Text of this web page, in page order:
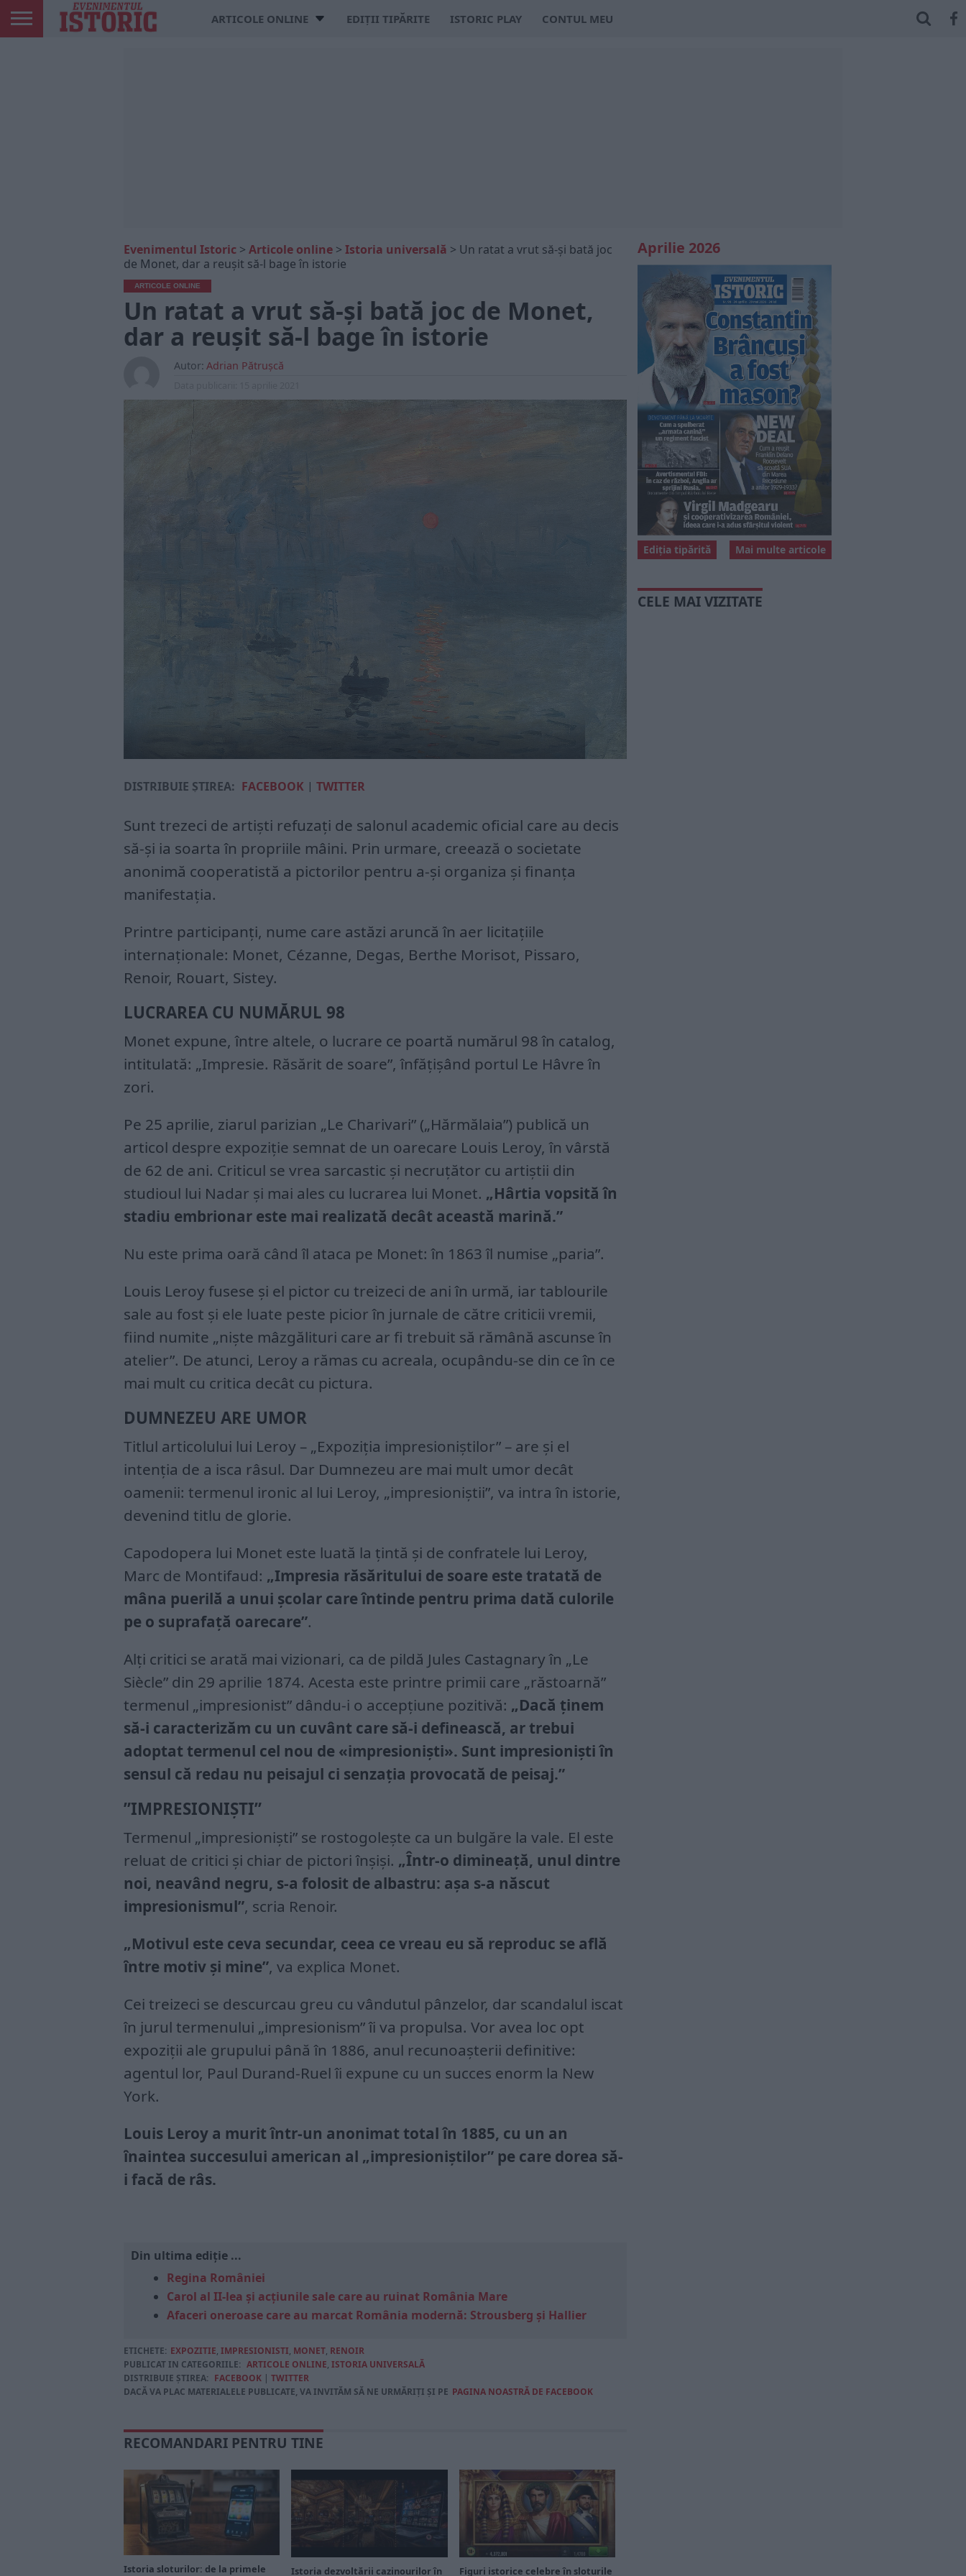
ARTICOLE ONLINE EDIȚII TIPĂRITE ISTORIC PLAY CONTUL MEU
Evenimentul Istoric > Articole online > Istoria universală > Un ratat a vrut să-și bată joc
de Monet, dar a reușit să-l bage în istorie
ARTICOLE ONLINE
Un ratat a vrut să-și bată joc de Monet,
dar a reușit să-l bage în istorie
Autor: Adrian Pătrușcă
DISTRIBUIE ȘTIREA: FACEBOOK | TWITTER
Sunt trezeci de artiști refuzați de salonul academic oficial care au decis
să-și ia soarta în propriile mâini. Prin urmare, creează o societate
anonimă cooperatistă a pictorilor pentru a-și organiza și finanța
manifestația.
Printre participanți, nume care astăzi aruncă în aer licitațiile
internaționale: Monet, Cézanne, Degas, Berthe Morisot, Pissaro,
Renoir, Rouart, Sistey.
LUCRAREA CU NUMĂRUL 98
Monet expune, între altele, o lucrare ce poartă numărul 98 în catalog,
intitulată: „Impresie. Răsărit de soare”, înfățișând portul Le Hâvre în
zori.
Pe 25 aprilie, ziarul parizian „Le Charivari” („Hărmălaia”) publică un
articol despre expoziție semnat de un oarecare Louis Leroy, în vârstă
de 62 de ani. Criticul se vrea sarcastic și necruțător cu artiștii din
studioul lui Nadar și mai ales cu lucrarea lui Monet. „Hârtia vopsită în
stadiu embrionar este mai realizată decât această marină.”
Nu este prima oară când îl ataca pe Monet: în 1863 îl numise „paria”.
Louis Leroy fusese și el pictor cu treizeci de ani în urmă, iar tablourile
sale au fost și ele luate peste picior în jurnale de către criticii vremii,
fiind numite „niște mâzgălituri care ar fi trebuit să rămână ascunse în
atelier”. De atunci, Leroy a rămas cu acreala, ocupându-se din ce în ce
mai mult cu critica decât cu pictura.
DUMNEZEU ARE UMOR
Titlul articolului lui Leroy – „Expoziția impresioniștilor” – are și el
intenția de a isca râsul. Dar Dumnezeu are mai mult umor decât
oamenii: termenul ironic al lui Leroy, „impresioniștii”, va intra în istorie,
devenind titlu de glorie.
Capodopera lui Monet este luată la țintă și de confratele lui Leroy,
Marc de Montifaud: „Impresia răsăritului de soare este tratată de
mâna puerilă a unui școlar care întinde pentru prima dată culorile
pe o suprafață oarecare”.
Alți critici se arată mai vizionari, ca de pildă Jules Castagnary în „Le
Siècle” din 29 aprilie 1874. Acesta este printre primii care „răstoarnă”
termenul „impresionist” dându-i o accepțiune pozitivă: „Dacă ținem
să-i caracterizăm cu un cuvânt care să-i definească, ar trebui
adoptat termenul cel nou de «impresioniști». Sunt impresioniști în
sensul că redau nu peisajul ci senzația provocată de peisaj.”
”IMPRESIONIȘTI”
Termenul „impresioniști” se rostogolește ca un bulgăre la vale. El este
reluat de critici și chiar de pictori înșiși. „Într-o dimineață, unul dintre
noi, neavând negru, s-a folosit de albastru: așa s-a născut
impresionismul”, scria Renoir.
„Motivul este ceva secundar, ceea ce vreau eu să reproduc se află
între motiv și mine”, va explica Monet.
Cei treizeci se descurcau greu cu vândutul pânzelor, dar scandalul iscat
în jurul termenului „impresionism” îi va propulsa. Vor avea loc opt
expoziții ale grupului până în 1886, anul recunoașterii definitive:
agentul lor, Paul Durand-Ruel îi expune cu un succes enorm la New
York.
Louis Leroy a murit într-un anonimat total în 1885, cu un an
înaintea succesului american al „impresioniștilor” pe care dorea să-
i facă de râs.
Din ultima ediție ...
Regina României
Carol al II-lea și acțiunile sale care au ruinat România Mare
Afaceri oneroase care au marcat România modernă: Strousberg și Hallier
ETICHETE: EXPOZITIE, IMPRESIONISTI, MONET, RENOIR
PUBLICAT IN CATEGORIILE: ARTICOLE ONLINE, ISTORIA UNIVERSALĂ
DISTRIBUIE ȘTIREA: FACEBOOK | TWITTER
DACĂ VA PLAC MATERIALELE PUBLICATE, VA INVITĂM SĂ NE URMĂRIȚI ȘI PE PAGINA NOASTRĂ DE FACEBOOK
RECOMANDARI PENTRU TINE
Istoria sloturilor: de la primele
Istoria dezvoltării cazinourilor în Figuri istorice celebre în sloturile
Aprilie 2026
Mai multe articole
Ediția tipărită
CELE MAI VIZITATE